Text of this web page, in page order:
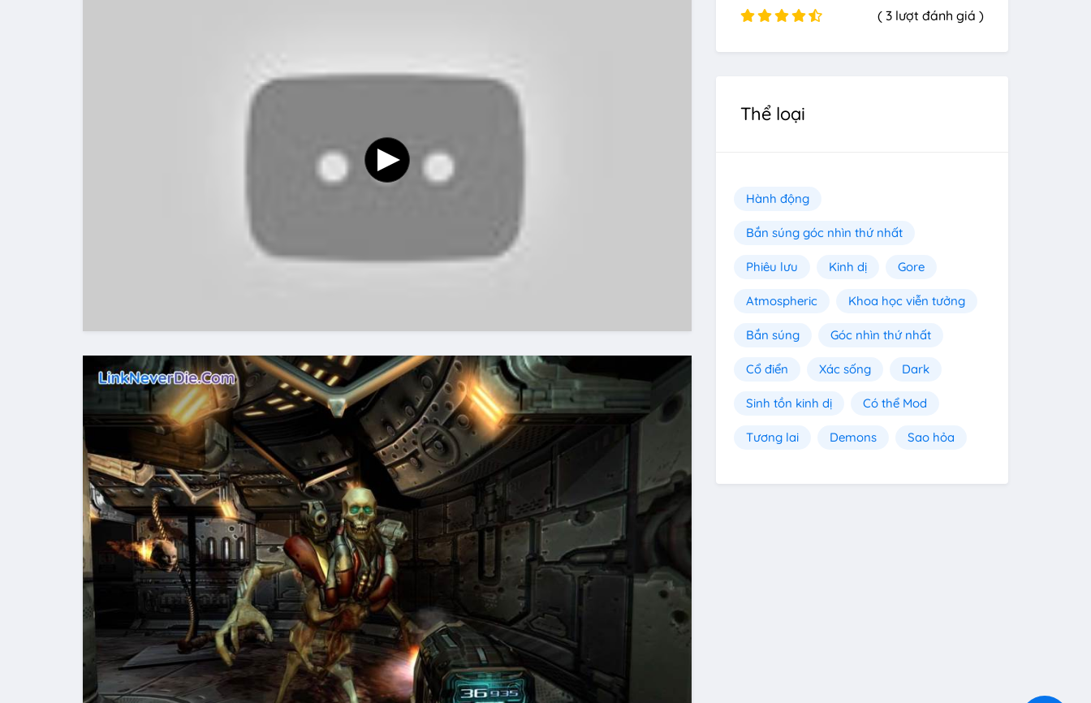
( 3 lượt đánh giá )
Thể loại
Hành động
Bắn súng góc nhìn thứ nhất
Phiêu lưu Kinh dị Gore
Atmospheric Khoa học viễn tưởng
Bắn súng Góc nhìn thứ nhất
Cổ điển Xác sống Dark
Sinh tồn kinh dị Có thể Mod
Tương lai Demons Sao hỏa